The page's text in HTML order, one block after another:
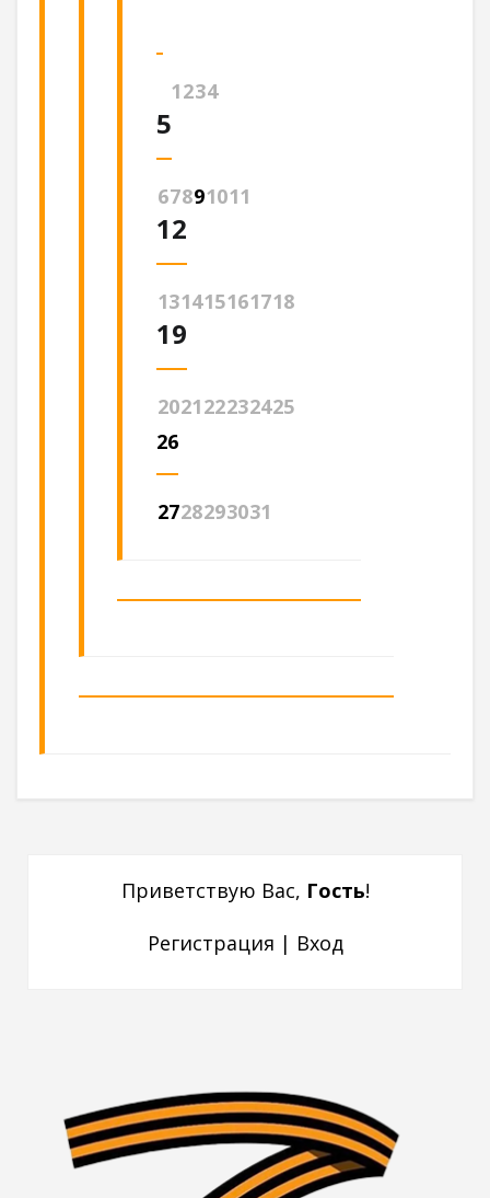
1234
5
67891011
12
131415161718
19
202122232425
26
2728293031
Приветствую Вас, Гость!
Регистрация | Вход